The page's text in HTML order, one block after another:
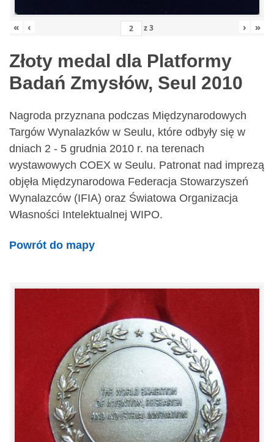
« ‹ z3 › »
Złoty medal dla Platformy
Badań Zmysłów, Seul 2010
Nagroda przyznana podczas Międzynarodowych
Targów Wynalazków w Seulu, które odbyły się w
dniach 2 - 5 grudnia 2010 r. na terenach
wystawowych COEX w Seulu. Patronat nad imprezą
objęła Międzynarodowa Federacja Stowarzyszeń
Wynalazców (IFIA) oraz Światowa Organizacja
Własności Intelektualnej WIPO.
Powrót do mapy